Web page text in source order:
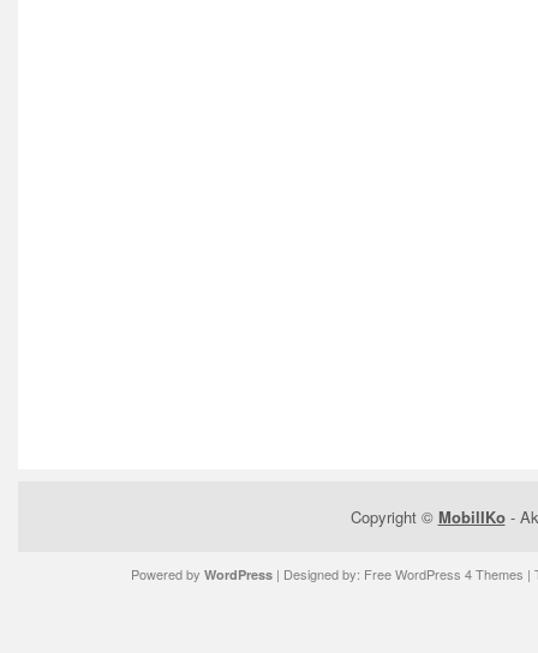
Copyright © MobilIKo-
Powered by WordPress| Designed by: Free WordPress 4 Themes |